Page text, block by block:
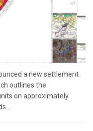
a new settlement
outlines the
on approximately